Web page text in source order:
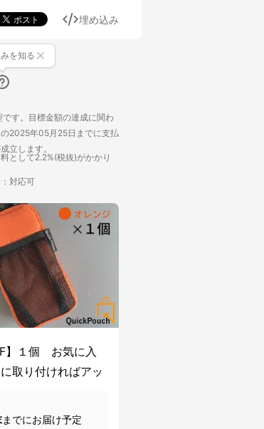
埋め込み
を知る
す。目標金額の達成に関わ
2025年05月25日までに支払
立します。
として2.2%(税抜)がかかり
対応可
】１個 お気に入
取り付ければアッ
までにお届け予定